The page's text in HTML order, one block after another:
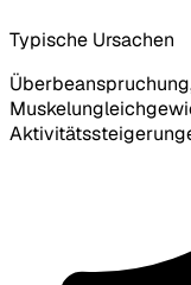
Typische Ursachen